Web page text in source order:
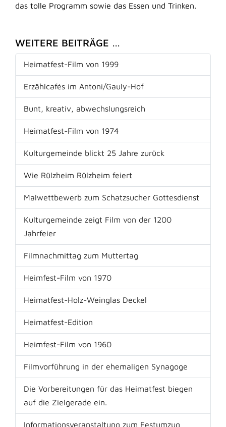
das tolle Programm sowie das Essen und Trinken.
WEITERE BEITRÄGE …
Heimatfest-Film von 1999
Erzählcafés im Antoni/Gauly-Hof
Bunt, kreativ, abwechslungsreich
Heimatfest-Film von 1974
Kulturgemeinde blickt 25 Jahre zurück
Wie Rülzheim Rülzheim feiert
Malwettbewerb zum Schatzsucher Gottesdienst
Kulturgemeinde zeigt Film von der 1200
Jahrfeier
Filmnachmittag zum Muttertag
Heimfest-Film von 1970
Heimatfest-Holz-Weinglas Deckel
Heimatfest-Edition
Heimfest-Film von 1960
Filmvorführung in der ehemaligen Synagoge
Die Vorbereitungen für das Heimatfest biegen
auf die Zielgerade ein.
Informationsveranstaltung zum Festumzug